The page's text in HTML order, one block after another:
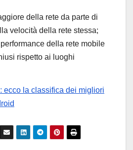
della rete da parte di
velocità della rete stessa;
della rete mobile
rispetto ai luoghi
ecco la classifica dei migliori